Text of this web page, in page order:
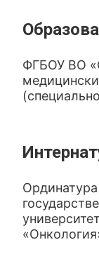
ФГБОУ ВО